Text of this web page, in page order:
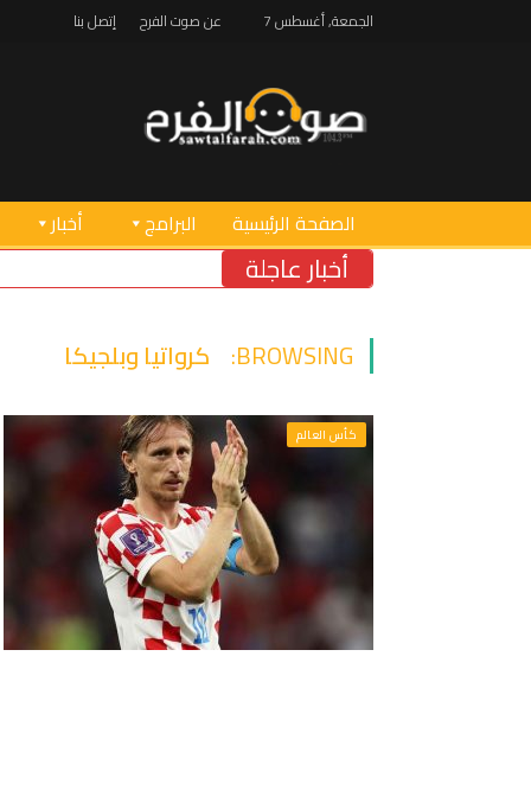
الجمعة, أغسطس 7 عن صوت الفرح إتصل بنا
الصفحة الرئيسية البرامج أخبار
أخبار عاجلة
BROWSING: كرواتيا وبلجيكا
كأس العالم